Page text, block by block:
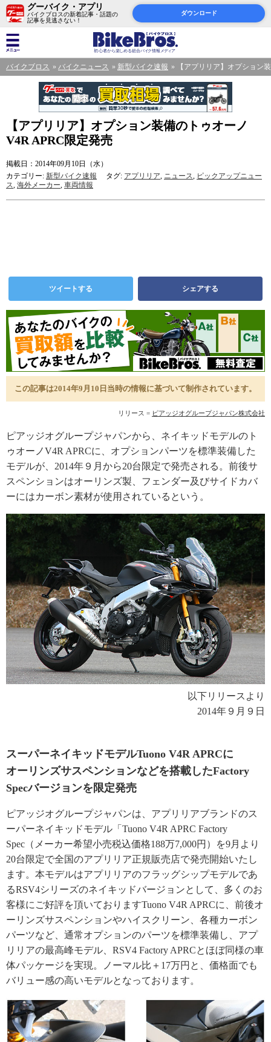
グーバイク・アプリ
バイクブロスの新着記事・話題の
記事を見逃さない！
ダウンロード
バイクブロス バイクニュース 新型バイク速報 【アプリリア】オプション
【アプリリア】オプション装備のトゥオーノ
V4R APRC限定発売
掲載日：2014年09月10日（水）
カテゴリー: 新型バイク速報 タグ: アプリリア, ニュース, ピックアップニュー
ス, 海外メーカー, 車両情報
ツイートする シェアする
この記事は2014年9月10日当時の情報に基づいて制作されています。
リリース = ピアッジオグループジャパン株式会社
ピアッジオグループジャパンから、ネイキッドモデルのト
ゥオーノV4R APRCに、オプションパーツを標準装備した
モデルが、2014年９月から20台限定で発売される。前後サ
スペンションはオーリンズ製、フェンダー及びサイドカバ
ーにはカーボン素材が使用されているという。
以下リリースより
2014年９月９日
スーパーネイキッドモデルTuono V4R APRCに
オーリンズサスペンションなどを搭載したFactory
Specバージョンを限定発売
ピアッジオグループジャパンは、アプリリアブランドのス
ーパーネイキッドモデル「Tuono V4R APRC Factory
Spec（メーカー希望小売税込価格188万7,000円）を9月より
20台限定で全国のアプリリア正規販売店で発売開始いたし
ます。本モデルはアプリリアのフラッグシップモデルであ
るRSV4シリーズのネイキッドバージョンとして、多くのお
客様にご好評を頂いておりますTuono V4R APRCに、前後オ
ーリンズサスペンションやハイスクリーン、各種カーボン
パーツなど、通常オプションのパーツを標準装備し、アプ
リリアの最高峰モデル、RSV4 Factory APRCとほぼ同様の車
体パッケージを実現。ノーマル比＋17万円と、価格面でも
バリュー感の高いモデルとなっております。